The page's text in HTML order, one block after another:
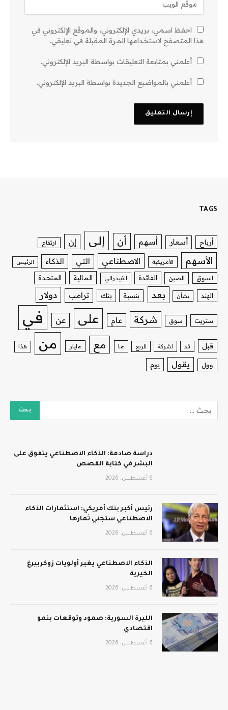
احفظ اسمي، بريدي الإلكتروني، والموقع الإلكتروني في
هذا المتصفح لاستخدامها المرة المقبلة في تعليقي.
أعلمني بمتابعة التعليقات بواسطة البريد الإلكتروني.
أعلمني بالمواضيع الجديدة بواسطة البريد الإلكتروني.
TAGS
أرباح أسعار أسهم أن إلى إن ارتفاع
الأسهم الأمريكية الاصطناعي التي الذكاء الرئيس
السوق الصين الفائدة الفيدرالي المالية المتحدة
الهند بشأن بعد بنسبة بنك ترامب دولار
ستريت سوق شركة عام على عن في
قبل قد لشركة للربع ما مع مليار من هذا
وول يقول يوم
دراسة صادمة: الذكاء الاصطناعي يتفوق على
البشر في كتابة القصص
6 أغسطس، 2026
رئيس أكبر بنك أمريكي: استثمارات الذكاء
الاصطناعي ستجني ثمارها
6 أغسطس، 2026
الذكاء الاصطناعي يغير أولويات زوكربيرغ
الخيرية
6 أغسطس، 2026
الليرة السورية: صمود وتوقعات بنمو
اقتصادي
6 أغسطس، 2026